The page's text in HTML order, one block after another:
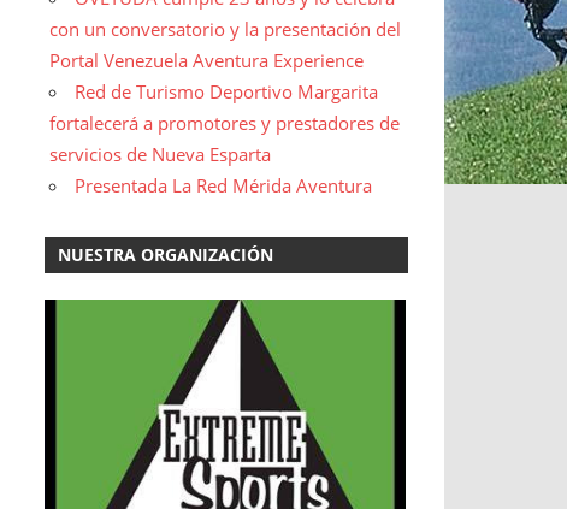
con un conversatorio y la presentación del
Portal Venezuela Aventura Experience
Red de Turismo Deportivo Margarita
fortalecerá a promotores y prestadores de
servicios de Nueva Esparta
Presentada La Red Mérida Aventura
NUESTRA ORGANIZACIÓN